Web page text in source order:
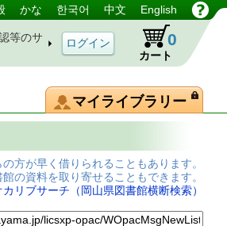
かな 한국어 中文 English
等のサ
カート
0
マイライブラリー
方が早く借りられることもあります。
の資料を取り寄せることもできます。
カリブサーチ（岡山県図書館横断検索）